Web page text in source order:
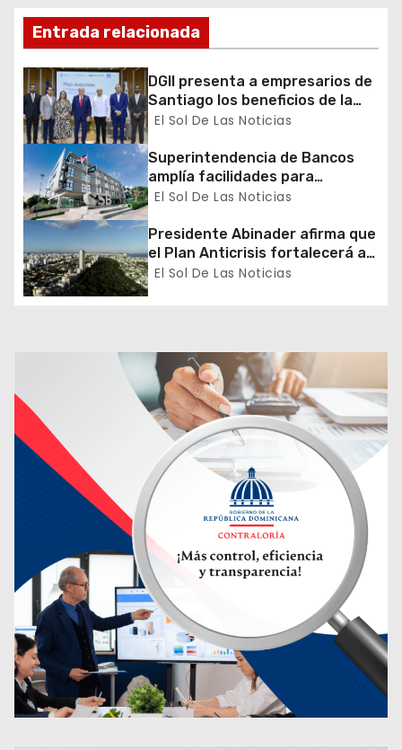
n
d
e
e
n
t
r
a
Entrada relacionada
DGII presenta a empresarios de
Santiago los beneficios de la
Ley 30-26
El Sol De Las Noticias
Superintendencia de Bancos
amplía facilidades para
apertura de cuentas básicas de
ahorro y fortalece inclusión
financiera
El Sol De Las Noticias
Presidente Abinader afirma que
el Plan Anticrisis fortalecerá a
las mipymes, protegerá a la
clase media y sostendrá el
El Sol De Las Noticias